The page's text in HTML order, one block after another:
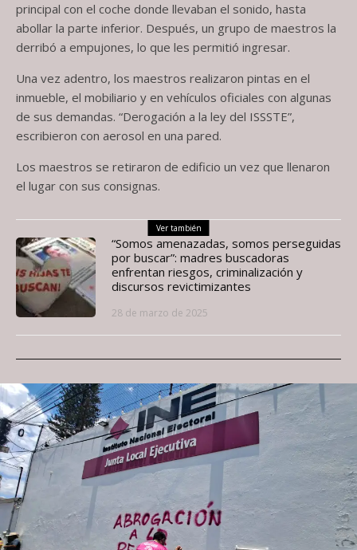
principal con el coche donde llevaban el sonido, hasta
abollar la parte inferior. Después, un grupo de maestros la
derribó a empujones, lo que les permitió ingresar.
Una vez adentro, los maestros realizaron pintas en el
inmueble, el mobiliario y en vehículos oficiales con algunas
de sus demandas. “Derogación a la ley del ISSSTE”,
escribieron con aerosol en una pared.
Los maestros se retiraron de edificio un vez que llenaron
el lugar con sus consignas.
Ver también
“Somos amenazadas, somos perseguidas
por buscar”: madres buscadoras
enfrentan riesgos, criminalización y
discursos revictimizantes
28 de marzo de 2025